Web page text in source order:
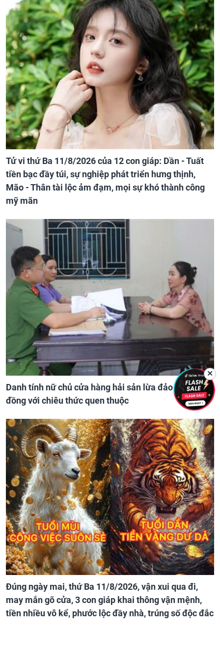
Tử vi thứ Ba 11/8/2026 của 12 con giáp: Dần - Tuất
tiền bạc đầy túi, sự nghiệp phát triển hưng thịnh,
Mão - Thân tài lộc ảm đạm, mọi sự khó thành công
mỹ mãn
Danh tính nữ chủ cửa hàng hải sản lừa đảo hơn 50 tỷ
đồng với chiêu thức quen thuộc
Đúng ngày mai, thứ Ba 11/8/2026, vận xui qua đi,
may mắn gõ cửa, 3 con giáp khai thông vận mệnh,
tiền nhiều vô kể, phước lộc đầy nhà, trúng số độc đắc
✕